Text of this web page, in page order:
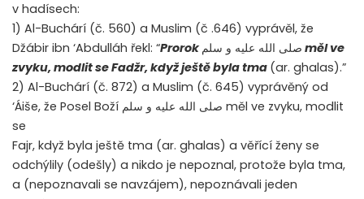
v hadísech:
1) Al-Buchárí (č. 560) a Muslim (č .646) vyprávěl, že
Džábir ibn ‘Abdulláh řekl: “Prorokصلى الله عليه و سلم měl ve
zvyku, modlit se Fadžr, když ještě byla tma (ar. ghalas).”
2) Al-Buchárí (č. 872) a Muslim (č. 645) vyprávěný od
‘Áiše, že Posel Boží صلى الله عليه و سلم měl ve zvyku, modlit
se
Fajr, když byla ještě tma (ar. ghalas) a věřící ženy se
odchýlily (odešly) a nikdo je nepoznal, protože byla tma,
a (nepoznavali se navzájem), nepoznávali jeden